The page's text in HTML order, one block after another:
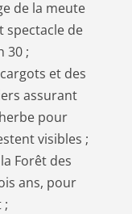
de la meute
spectacle de
30 ;
et des
assurant
pour
visibles ;
Forêt des
ans, pour
;